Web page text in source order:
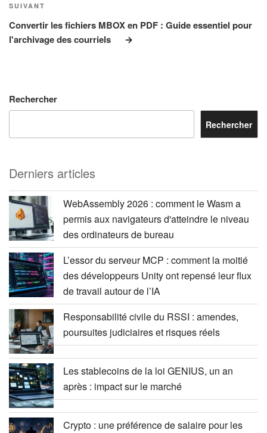
Article
suivant
SUIVANT
Convertir les fichiers MBOX en PDF : Guide essentiel pour
l'archivage des courriels
Rechercher
Rechercher
Derniers articles
WebAssembly 2026 : comment le Wasm a
permis aux navigateurs d'atteindre le niveau
des ordinateurs de bureau
L’essor du serveur MCP : comment la moitié
des développeurs Unity ont repensé leur flux
de travail autour de l’IA
Responsabilité civile du RSSI : amendes,
poursuites judiciaires et risques réels
Les stablecoins de la loi GENIUS, un an
après : impact sur le marché
Crypto : une préférence de salaire pour les